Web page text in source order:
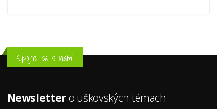
Spojte sa s nami
Newsletter o uškovských témach